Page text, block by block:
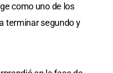
como uno de los
terminar segundo y